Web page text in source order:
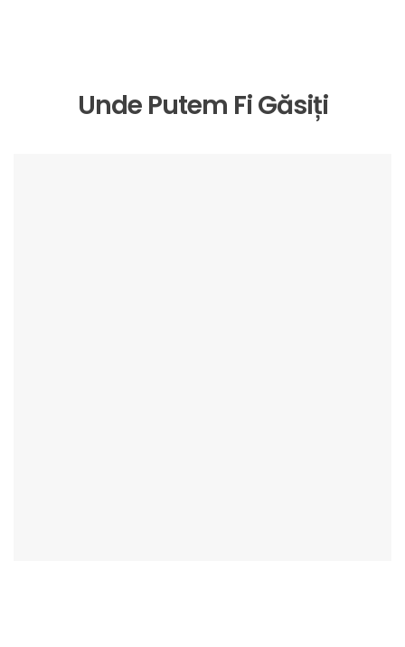
Unde Putem Fi Găsiți